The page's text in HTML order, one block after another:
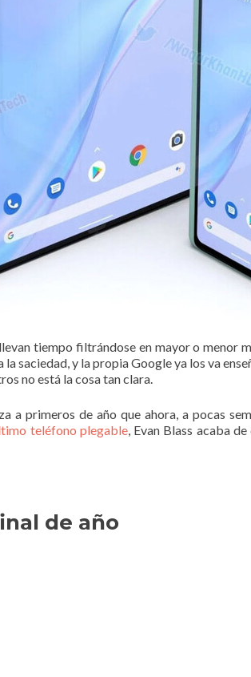
llevan tiempo filtrándose en mayor o menor
saciedad, y la propia Google ya los va
no está la cosa tan clara.
a primeros de año que ahora, a pocas
teléfono plegable, Evan Blass acaba
de año